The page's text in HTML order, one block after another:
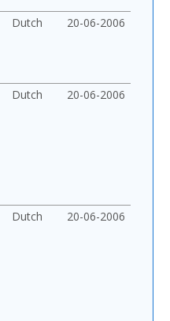
Dutch 20-06-2006
Dutch 20-06-2006
Dutch 20-06-2006